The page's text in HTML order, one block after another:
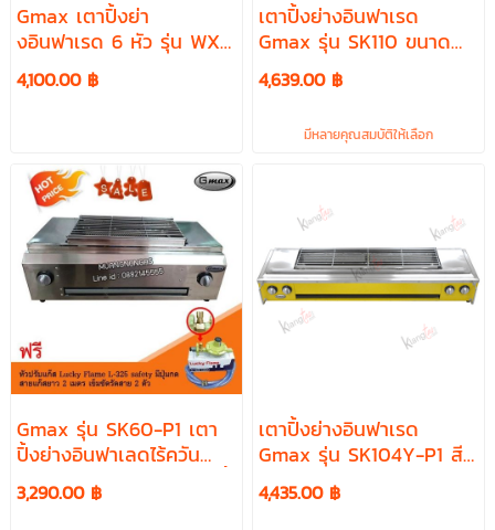
Gmax เตาปิ้งย่า
งอินฟาเรด 6 หัว รุ่น WX-
106
4,100.00 ฿
เตาปิ้งย่างอินฟาเรด
Gmax รุ่น SK110 ขนาด
121x40x22 ซม. แบบ 4 หัว
เตา ข้างยาว พร้อมพัดลม
4,639.00 ฿
มีหลายคุณสมบัติให้เลือก
Gmax รุ่น SK60-P1 เตา
ปิ้งย่างอินฟาเลดไร้ควัน
พร้อมอุปกรณ์หัวปรับเซฟตี้
มีปุ่มกด
3,290.00 ฿
เตาปิ้งย่างอินฟาเรด
Gmax รุ่น SK104Y-P1 สี
เหลือง ขนาด 121x40x22
ซม. 4 หัวเตาข้างยาว
4,435.00 ฿